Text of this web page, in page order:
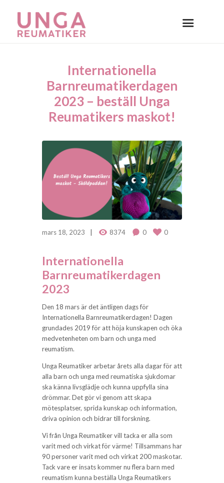
Internationella
Barnreumatikerdagen
2023 – beställ Unga
Reumatikers maskot!
mars 18, 2023 8374 0 0
Internationella
Barnreumatikerdagen
2023
Den 18 mars är det äntligen dags för
Internationella Barnreumatikerdagen! Dagen
grundades 2019 för att höja kunskapen och öka
medvetenheten om barn och unga med
reumatism.
Unga Reumatiker arbetar årets alla dagar för att
alla barn och unga med reumatiska sjukdomar
ska känna livsglädje och kunna uppfylla sina
drömmar. Det gör vi genom att skapa
mötesplatser, sprida kunskap och information,
driva opinion och bidrar till forskning.
Vi från Unga Reumatiker vill tacka er alla som
varit med och virkat för värme! Tillsammans har
90 personer varit med och virkat 200 maskotar.
Tack vare er insats kommer nu flera barn med
reumatism kunna beställa Unga Reumatikers